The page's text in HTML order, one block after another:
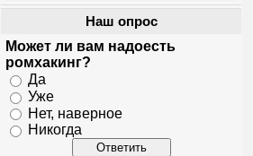
Наш опрос
Может ли вам надоесть
ромхакинг?
Да
Уже
Нет, наверное
Никогда